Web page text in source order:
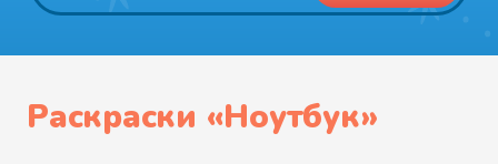
Раскраски «Ноутбук»